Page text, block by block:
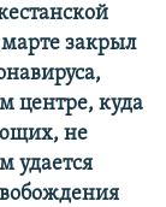
закрыл
центре, куда
не
удается